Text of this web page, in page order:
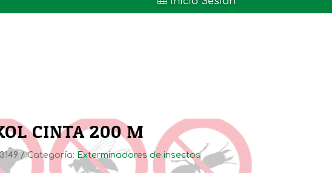
CINTA 200 M
Categoría: Exterminadores de insectos